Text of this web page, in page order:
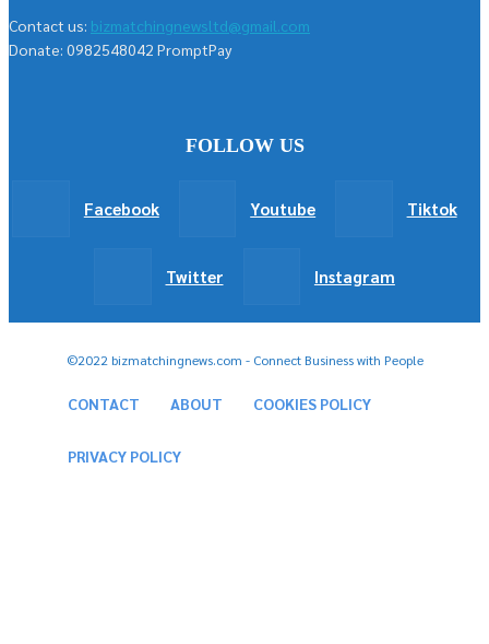
Contact us: bizmatchingnewsltd@gmail.com
Donate: 0982548042 PromptPay
FOLLOW US
Facebook Youtube Tiktok
Twitter Instagram
©2022 bizmatchingnews.com - Connect Business with People
CONTACT ABOUT COOKIES POLICY
PRIVACY POLICY